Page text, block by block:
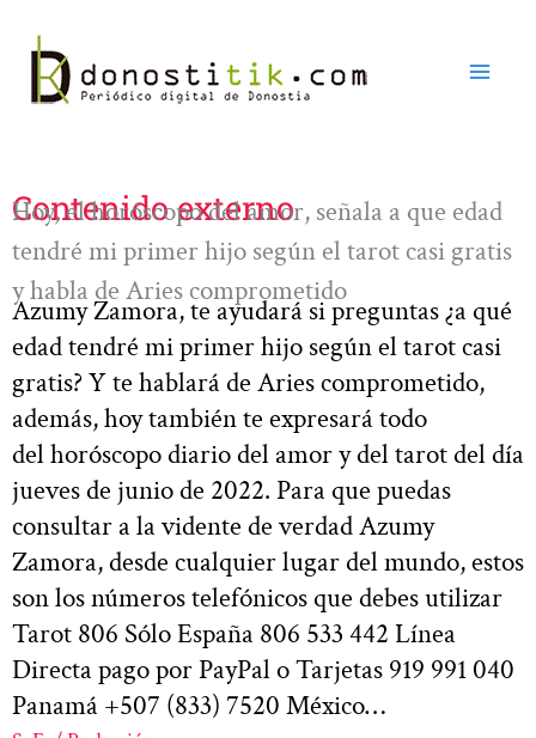
contenido
Contenido externo
Hoy, el horóscopo del amor, señala a que edad
tendré mi primer hijo según el tarot casi gratis
y habla de Aries comprometido
Azumy Zamora, te ayudará si preguntas ¿a qué
edad tendré mi primer hijo según el tarot casi
gratis? Y te hablará de Aries comprometido,
además, hoy también te expresará todo
del horóscopo diario del amor y del tarot del día
jueves de junio de 2022. Para que puedas
consultar a la vidente de verdad Azumy
Zamora, desde cualquier lugar del mundo, estos
son los números telefónicos que debes utilizar
Tarot 806 Sólo España 806 533 442 Línea
Directa pago por PayPal o Tarjetas 919 991 040
Panamá +507 (833) 7520 México…